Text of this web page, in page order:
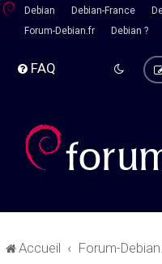
Debian Debian-France
Forum-Debian.fr
Debian ?
FAQ
Accueil Forum-